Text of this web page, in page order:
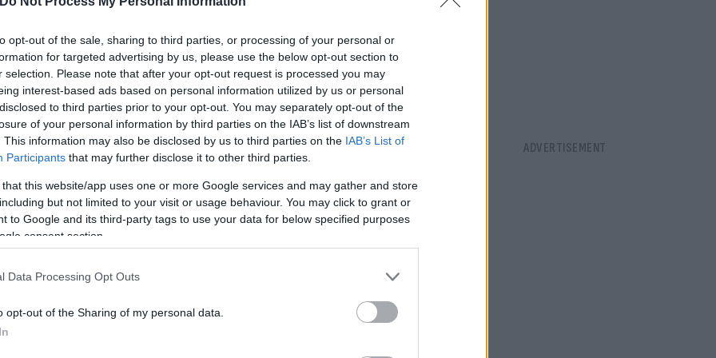
opt-out of the sale, sharing to third parties, or processing of your personal or
for targeted advertising by us, please use the below opt-out section to
selection. Please note that after your opt-out request is processed you may
interest-based ads based on personal information utilized by us or personal
to third parties prior to your opt-out. You may separately opt-out of the
of your personal information by third parties on the IAB’s list of downstream
This information may also be disclosed by us to third parties on the IAB’s List of
Participants that may further disclose it to other third parties.
that this website/app uses one or more Google services and may gather and store
but not limited to your visit or usage behaviour. You may click to grant or
to Google and its third-party tags to use your data for below specified purposes
consent section.
Data Processing Opt Outs
opt-out of the Sharing of my personal data.
που θα αποσταλεί αρμοδίως γιο περαιτέρω εργαστηριακή